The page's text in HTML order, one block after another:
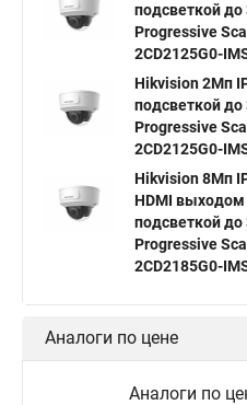
Уличная камера Hikvision
Hikvision поворотная камера
Нikvision микрофон
Hikvision порты
подсветкой
Progressive
2CD2125G0-
Hikvision 2Мп
подсветкой
Progressive
2CD2125G0-
Hikvision 8Мп
HDMI выходом
подсветкой
Progressive
2CD2185G0-
Аналоги по цене
Аналоги по